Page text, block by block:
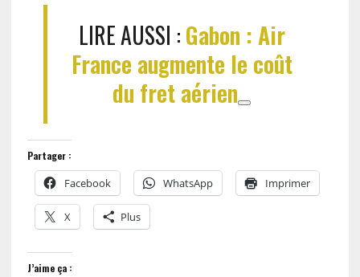
LIRE AUSSI :Gabon : Air
France augmente le coût
du fret aérien
Partager :
Facebook WhatsApp Imprimer
X Plus
J’aime ça :